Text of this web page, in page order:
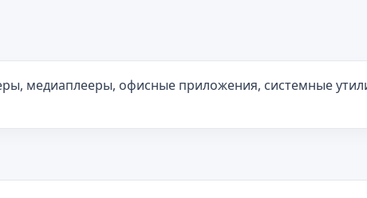
медиаплееры, офисные приложения, системные